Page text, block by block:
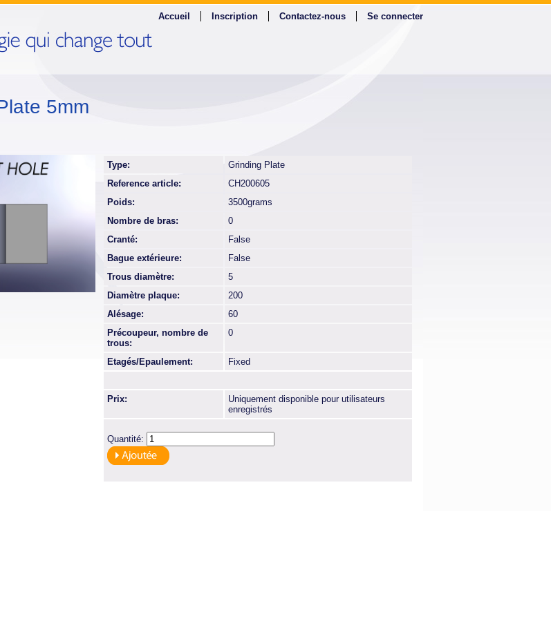
Se connecter
Contactez-nous
Inscription
Accueil
5mm
Type:
Grinding Plate
Reference article:
CH200605
Poids:
3500grams
Nombre de bras:
0
Cranté:
False
Bague extérieure:
False
Trous diamètre:
5
Diamètre plaque:
200
Alésage:
60
Précoupeur, nombre de
trous:
0
Etagés/Epaulement: Fixed
Prix:
Uniquement disponible pour utilisateurs
enregistrés
Quantité: